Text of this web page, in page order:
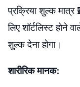
प्रक्रिया शुल्क मात्र
लिए शॉर्टलिस्ट होने
शुल्क देना होगा।
​शारीरिक मानक: